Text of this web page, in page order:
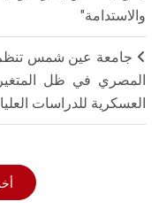
والاستدامة"
جامعة عين شمس تنظم
المصري في ظل
العسكرية للدراسات